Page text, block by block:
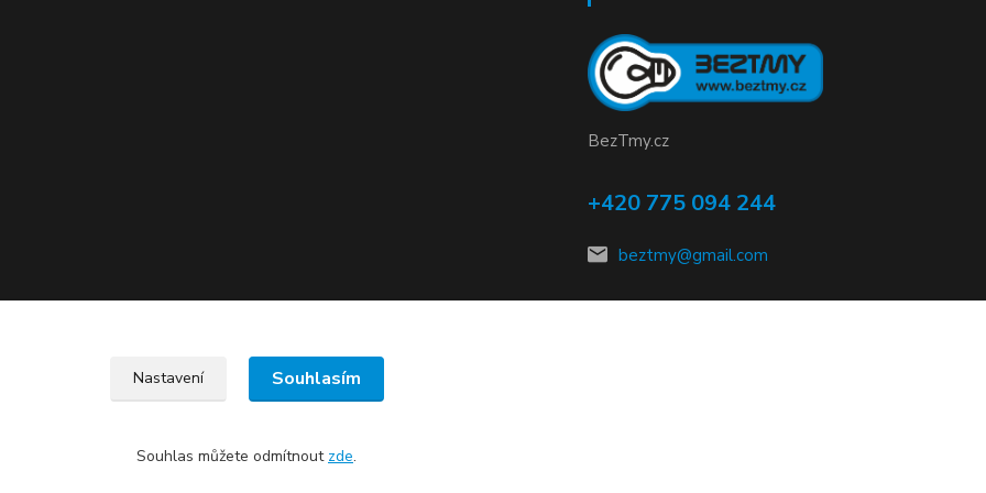
BezTmy.cz
+420 775 094 244
beztmy@gmail.com
Nastavení Souhlasím
Souhlas můžete odmítnout zde.